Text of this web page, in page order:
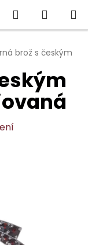
Hledat
KOŠÍK
brož s českým